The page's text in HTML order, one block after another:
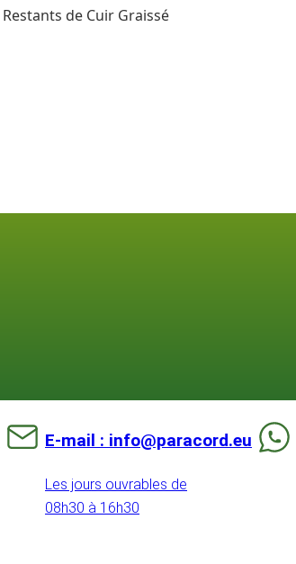
Restants de Cuir Graissé
E-mail : info@paracord.eu
Les jours ouvrables de
08h30 à 16h30